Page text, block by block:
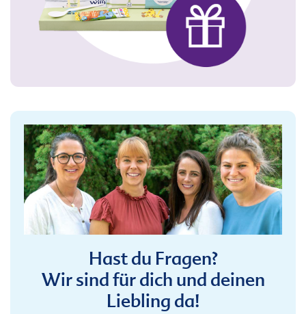
Hast du Fragen?
Wir sind für dich und deinen
Liebling da!